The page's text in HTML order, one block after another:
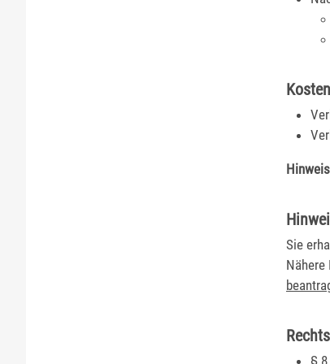
Kosten
Sie
Nähere
§